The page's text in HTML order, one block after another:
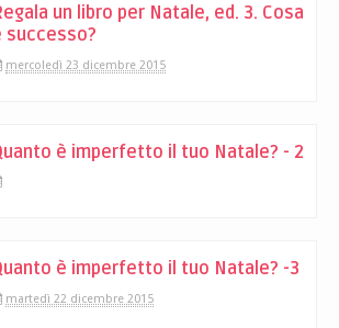
un libro per Natale, ed. 3. Cosa
successo?
mercoledì 23 dicembre 2015
è imperfetto il tuo Natale? - 2
è imperfetto il tuo Natale? -3
martedì 22 dicembre 2015